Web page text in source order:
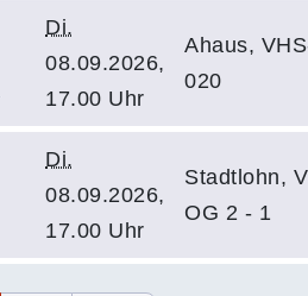
Di.
08.09.2026,
17.00 Uhr
Ahaus,
020
Di.
08.09.2026,
17.00 Uhr
Stadtlohn,
OG 2 - 1